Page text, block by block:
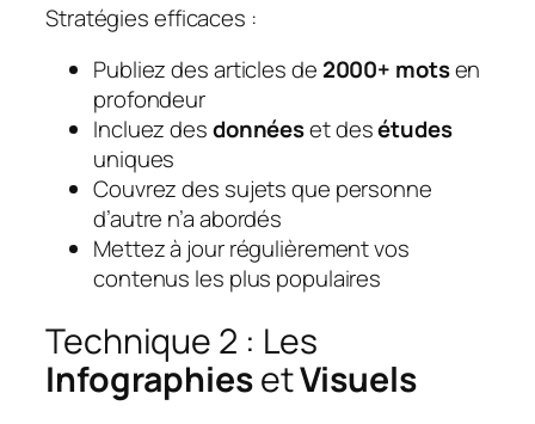
Stratégies efficaces :
Publiez des articles de 2000+ motsen
profondeur
Incluez desdonnéeset desétudes
uniques
Couvrez des sujets que personne
d’autre n’a abordés
Mettez à jour régulièrement vos
contenus les plus populaires
Technique 2 : Les
InfographiesetVisuels